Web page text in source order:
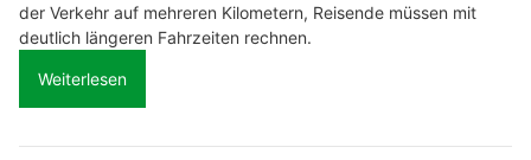
der Verkehr auf mehreren Kilometern, Reisende müssen mit
deutlich längeren Fahrzeiten rechnen.
Weiterlesen